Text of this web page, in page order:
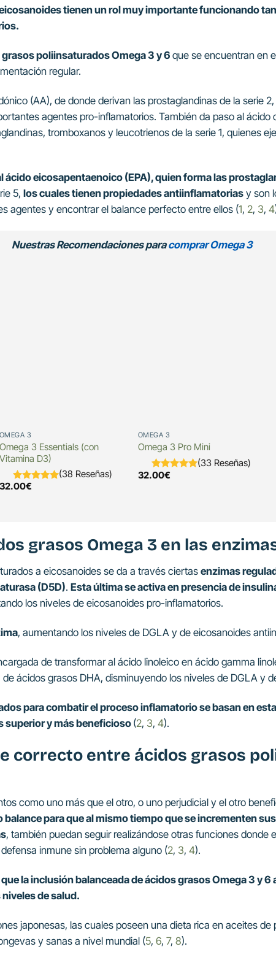
tienen un rol muy importante funcionando
poliinsaturados Omega 3 y 6 que se encuentran en
regular.
(AA), de donde derivan las prostaglandinas de la serie
agentes pro-inflamatorios. También da paso al
tromboxanos y leucotrienos de la serie 1, quienes
ácido eicosapentaenoico (EPA), quien forma las
5, los cuales tienen propiedades antiinflamatoriasy son
agentes y encontrar el balance perfecto entre ellos (1, 2, 3, 4
Nuestras Recomendaciones paracomprar Omega 3
OMEGA 3
Omega 3 Essentials (con
Vitamina D3)
(38 Reseñas)
32.00€
OMEGA 3
Omega 3 Pro Mini
(33 Reseñas)
32.00€
grasos Omega 3 en las
a eicosanoides se da a través ciertasenzimas
(D5D). Esta última se activa en presencia de
los niveles de eicosanoides pro-inflamatorios.
, aumentando los niveles de DGLA y de eicosanoides
de transformar al ácido linoleico en ácido gamma
ácidos grasos DHA, disminuyendo los niveles de DGLA y
para combatir el proceso inflamatorio se basan en
superior y más beneficioso (2, 3, 4).
correcto entre ácidos grasos
como uno más que el otro, o uno perjudicial y el otro
para que al mismo tiempo que se incrementen
, también puedan seguir realizándose otras funciones donde
inmune sin problema alguno (2, 3, 4).
la inclusión balanceada de ácidos grasos Omega 3 y 6
de salud.
japonesas, las cuales poseen una dieta rica en aceites
y sanas a nivel mundial (5, 6, 7, 8).